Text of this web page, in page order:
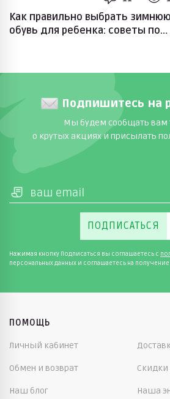
Как правильно выбрать зимнюю
обувь для ребенка: советы по
Подпишитесь на
Мы будем сообщать вам
о крутых акциях и присылать
ПОДПИСАТЬСЯ
Нажимая кнопку Подписаться вы соглашаетесь с
персональных данных и соглашаетесь на
ПОМОЩЬ
Личный кабинет
Обмен и возврат Скидки
Наш блог Наша